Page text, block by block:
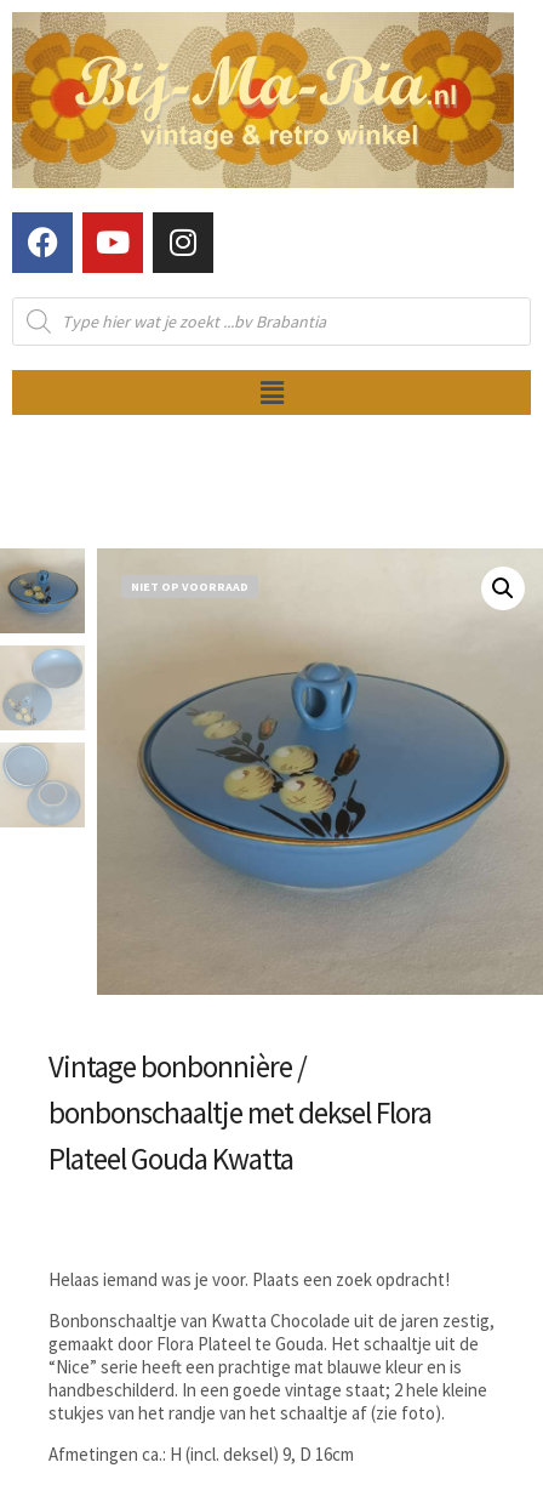
NIET OP VOORRAAD
Vintage bonbonnière /
bonbonschaaltje met deksel Flora
Plateel Gouda Kwatta
Helaas iemand was je voor. Plaats een zoek opdracht!
Bonbonschaaltje van Kwatta Chocolade uit de jaren zestig,
gemaakt door Flora Plateel te Gouda. Het schaaltje uit de
“Nice” serie heeft een prachtige mat blauwe kleur en is
handbeschilderd. In een goede vintage staat; 2 hele kleine
stukjes van het randje van het schaaltje af (zie foto).
Afmetingen ca.: H (incl. deksel) 9, D 16cm